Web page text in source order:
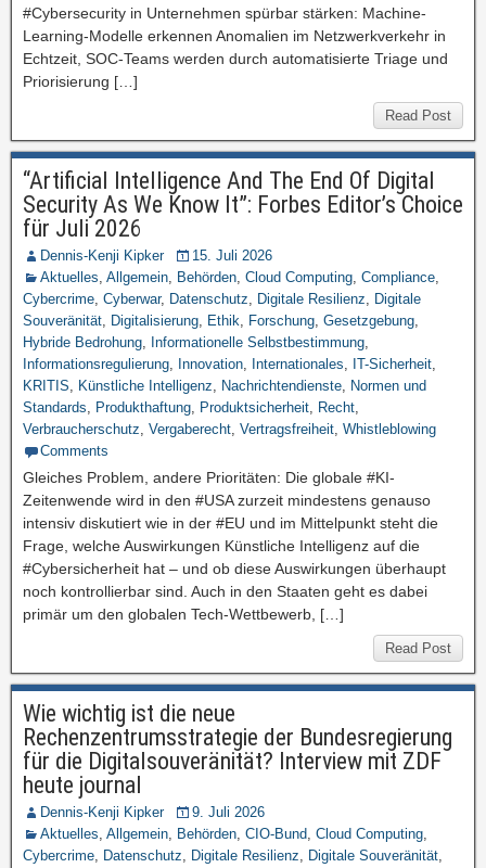
#Cybersecurity in Unternehmen spürbar stärken: Machine-
Learning-Modelle erkennen Anomalien im Netzwerkverkehr in
Echtzeit, SOC-Teams werden durch automatisierte Triage und
Priorisierung […]
Read Post
“Artificial Intelligence And The End Of Digital
Security As We Know It”: Forbes Editor’s Choice
für Juli 2026
Dennis-Kenji Kipker
15. Juli 2026
Aktuelles, Allgemein, Behörden, Cloud Computing, Compliance,
Cybercrime, Cyberwar, Datenschutz, Digitale Resilienz, Digitale
Souveränität, Digitalisierung, Ethik, Forschung, Gesetzgebung,
Hybride Bedrohung, Informationelle Selbstbestimmung,
Informationsregulierung, Innovation, Internationales, IT-Sicherheit,
KRITIS, Künstliche Intelligenz, Nachrichtendienste, Normen und
Standards, Produkthaftung, Produktsicherheit, Recht,
Verbraucherschutz, Vergaberecht, Vertragsfreiheit, Whistleblowing
Comments
Gleiches Problem, andere Prioritäten: Die globale #KI-
Zeitenwende wird in den #USA zurzeit mindestens genauso
intensiv diskutiert wie in der #EU und im Mittelpunkt steht die
Frage, welche Auswirkungen Künstliche Intelligenz auf die
#Cybersicherheit hat – und ob diese Auswirkungen überhaupt
noch kontrollierbar sind. Auch in den Staaten geht es dabei
primär um den globalen Tech-Wettbewerb, […]
Read Post
Wie wichtig ist die neue
Rechenzentrumsstrategie der Bundesregierung
für die Digitalsouveränität? Interview mit ZDF
heute journal
Dennis-Kenji Kipker
9. Juli 2026
Aktuelles, Allgemein, Behörden, CIO-Bund, Cloud Computing,
Cybercrime, Datenschutz, Digitale Resilienz, Digitale Souveränität,